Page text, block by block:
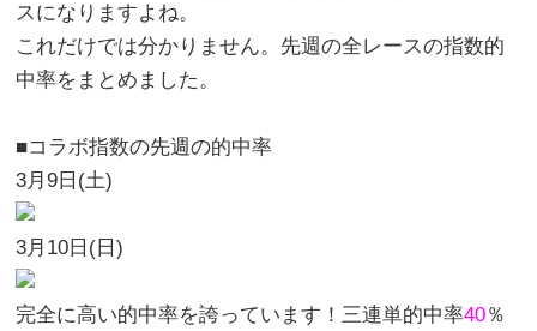
スになりますよね。
これだけでは分かりません。先週の全レースの指数的
中率をまとめました。
■コラボ指数の先週の的中率
3月9日(土)
3月10日(日)
完全に高い的中率を誇っています！三連単的中率40％